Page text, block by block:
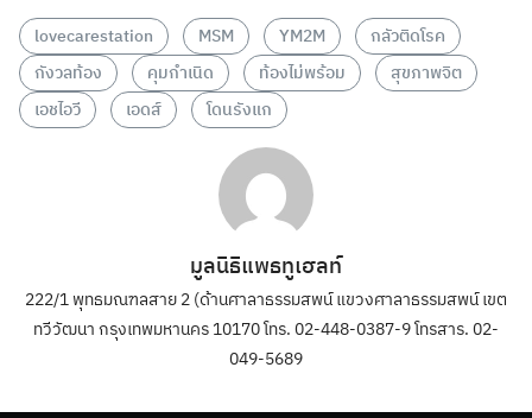
lovecarestation MSM YM2M
กลัวติดโรค
กังวลท้อง
คุมกำเนิด ท้องไม่พร้อม
สุขภาพจิต
เอชไอวี
เอดส์ โดนรังแก
มูลนิธิแพธทูเฮลท์
222/1 พุทธมณฑลสาย 2 (ด้านศาลาธรรมสพน์ แขวงศาลาธรรมสพน์ เขต
ทวีวัฒนา กรุงเทพมหานคร 10170 โทร. 02-448-0387-9 โทรสาร. 02-
049-5689